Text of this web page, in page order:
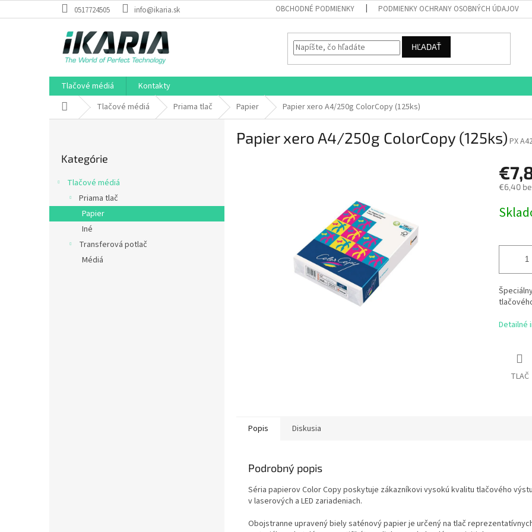
na
0517724505 info@ikaria.sk OBCHODNÉ PODMIENKY PODMIENKY OCHRANY OSOBNÝCH ÚDAJOV
HĽADAŤ
Tlačové médiá
Kontakty
Domov Tlačové médiá Priama tlač Papier Papier xero A4/250g ColorCopy (125ks)
a
kategórie
Kategórie
Tlačové médiá
Priama tlač
Papier
Iné
Transferová potlač
Médiá
Papier xero A4/250g ColorCopy (125ks) PX
€6,40
cena:
Detailné
TLAČ
Popis Diskusia
Podrobný popis
Séria papierov Color Copy poskytuje zákazníkovi vysokú kvalitu tlačového
v laserových a LED zariadeniach.
Obojstranne upravený biely saténový papier je určený na tlač